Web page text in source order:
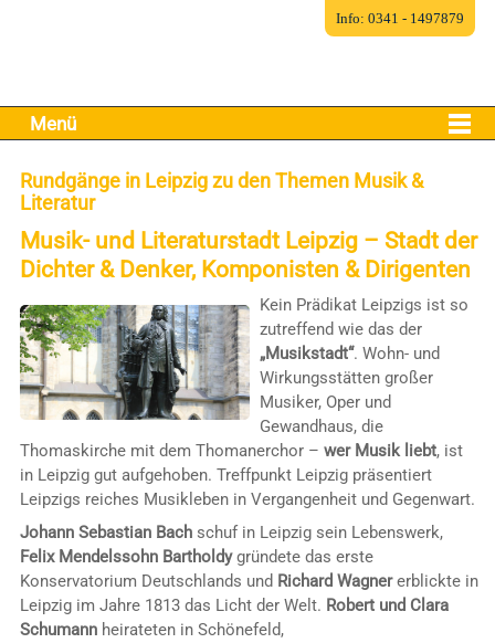
Menü
Rundgänge in Leipzig zu den Themen Musik &
Literatur
Musik- und Literaturstadt Leipzig – Stadt der
Dichter & Denker, Komponisten & Dirigenten
Kein Prädikat Leipzigs ist so
zutreffend wie das der
„Musikstadt“. Wohn- und
Wirkungsstätten großer
Musiker, Oper und
Gewandhaus, die
Thomaskirche mit dem Thomanerchor – wer Musik liebt, ist
in Leipzig gut aufgehoben. Treffpunkt Leipzig präsentiert
Leipzigs reiches Musikleben in Vergangenheit und Gegenwart.
Johann Sebastian Bachschuf in Leipzig sein Lebenswerk,
Felix Mendelssohn Bartholdygründete das erste
Konservatorium Deutschlands und Richard Wagnererblickte in
Leipzig im Jahre 1813 das Licht der Welt. Robert und Clara
Schumannheirateten in Schönefeld,
Info: 0341 - 1497879